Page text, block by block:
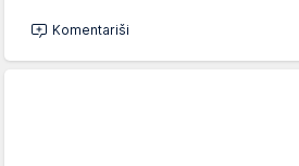
Komentariši